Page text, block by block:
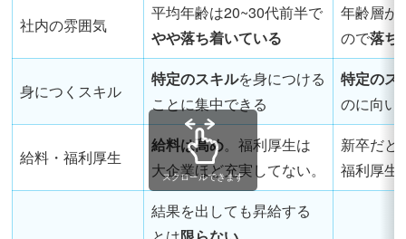
社内の雰囲気
平均年齢は20~30代前半で
やや落ち着いている
年齢層が
ので落ち
身につくスキル
特定のスキルを身につける
ことに集中できる
特定のス
のに向い
給料・福利厚生
給料は高め。福利厚生は
大企業ほど充実してない。
新卒だと
福利厚生
結果を出しても昇給する
スクロールできます